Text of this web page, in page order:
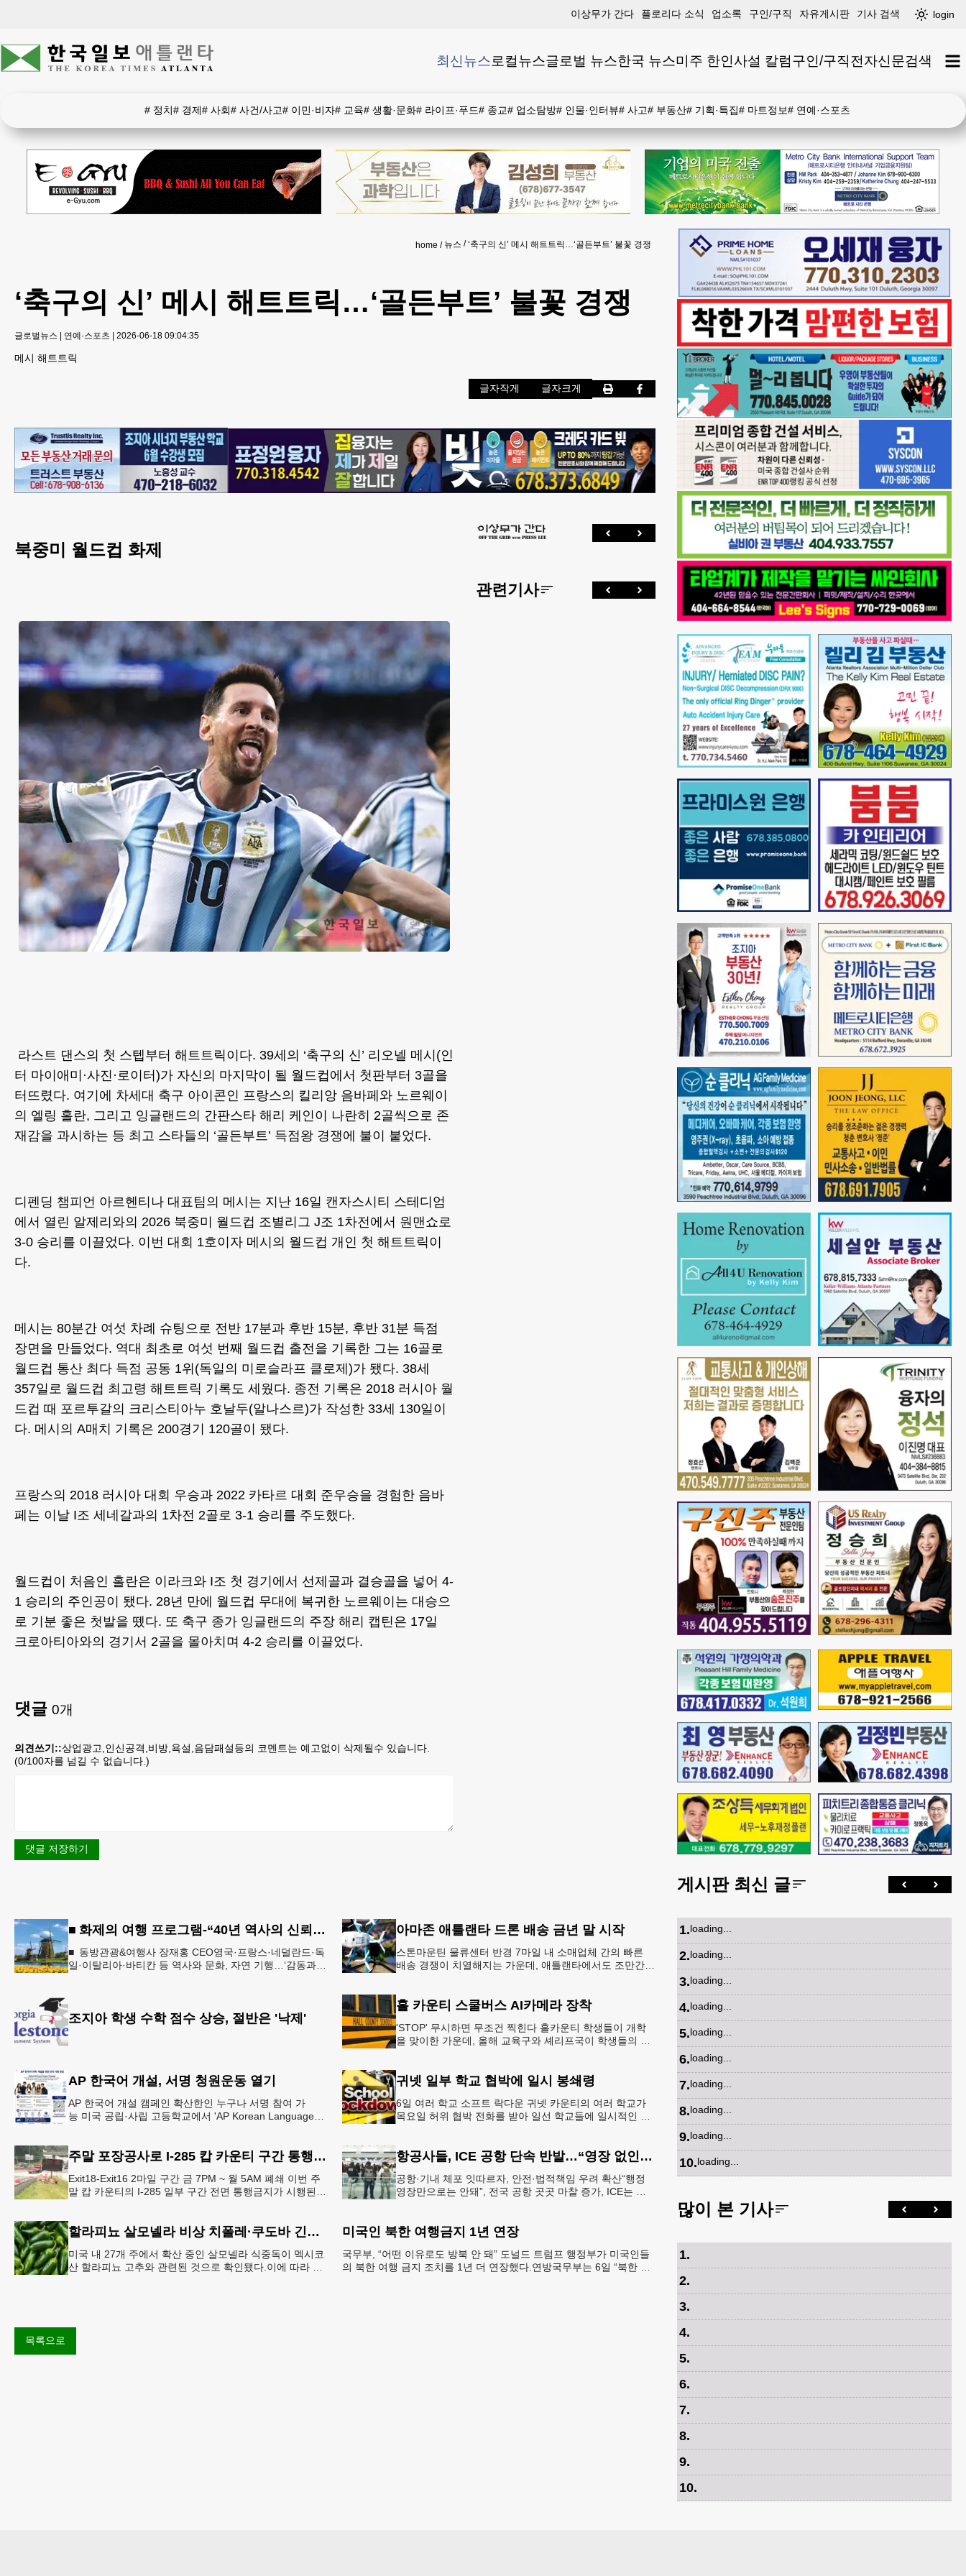
이상무가 간다 플로리다 소식 업소록 구인/구직 자유게시판 기사 검색 login
최신뉴스로컬뉴스글로벌 뉴스한국 뉴스미주 한인사설 칼럼구인/구직전자신문검색
# 정치# 경제# 사회# 사건/사고# 이민·비자# 교육# 생활·문화# 라이프·푸드# 종교# 업소탐방# 인물·인터뷰# 사고# 부동산# 기획·특집# 마트정보# 연예·스포츠
home 뉴스 ‘축구의 신’ 메시 해트트릭…‘골든부트’ 불꽃 경쟁
‘축구의 신’ 메시 해트트릭…‘골든부트’ 불꽃 경쟁
글로벌뉴스 | 연예·스포츠 | 2026-06-18 09:04:35
메시 해트트릭
글자작게 글자크게
북중미 월드컵 화제
라스트 댄스의 첫 스텝부터 해트트릭이다. 39세의 ‘축구의 신’ 리오넬 메시(인
터 마이애미·사진·로이터)가 자신의 마지막이 될 월드컵에서 첫판부터 3골을
터뜨렸다. 여기에 차세대 축구 아이콘인 프랑스의 킬리앙 음바페와 노르웨이
의 엘링 홀란, 그리고 잉글랜드의 간판스타 해리 케인이 나란히 2골씩으로 존
재감을 과시하는 등 최고 스타들의 ‘골든부트’ 득점왕 경쟁에 불이 붙었다.
디펜딩 챔피언 아르헨티나 대표팀의 메시는 지난 16일 캔자스시티 스테디엄
에서 열린 알제리와의 2026 북중미 월드컵 조별리그 J조 1차전에서 원맨쇼로
3-0 승리를 이끌었다. 이번 대회 1호이자 메시의 월드컵 개인 첫 해트트릭이
다.
메시는 80분간 여섯 차례 슈팅으로 전반 17분과 후반 15분, 후반 31분 득점
장면을 만들었다. 역대 최초로 여섯 번째 월드컵 출전을 기록한 그는 16골로
월드컵 통산 최다 득점 공동 1위(독일의 미로슬라프 클로제)가 됐다. 38세
357일로 월드컵 최고령 해트트릭 기록도 세웠다. 종전 기록은 2018 러시아 월
드컵 때 포르투갈의 크리스티아누 호날두(알나스르)가 작성한 33세 130일이
다. 메시의 A매치 기록은 200경기 120골이 됐다.
프랑스의 2018 러시아 대회 우승과 2022 카타르 대회 준우승을 경험한 음바
페는 이날 I조 세네갈과의 1차전 2골로 3-1 승리를 주도했다.
월드컵이 처음인 홀란은 이라크와 I조 첫 경기에서 선제골과 결승골을 넣어 4-
1 승리의 주인공이 됐다. 28년 만에 월드컵 무대에 복귀한 노르웨이는 대승으
로 기분 좋은 첫발을 뗐다. 또 축구 종가 잉글랜드의 주장 해리 캡틴은 17일
크로아티아와의 경기서 2골을 몰아치며 4-2 승리를 이끌었다.
댓글 0개
의견쓰기::상업광고,인신공격,비방,욕설,음담패설등의 코멘트는 예고없이 삭제될수 있습니다.
(0/100자를 넘길 수 없습니다.)
댓글 저장하기
관련기사
■ 화제의 여행 프로그램-“40년 역사의 신뢰… 서유럽 8개국 13일 대장정”
■ 동방관광&여행사 장재홍 CEO영국·프랑스·네덜란드·독
일·이탈리아·바티칸 등 역사와 문화, 자연 기행…‘감동과
아마존 애틀랜타 드론 배송 금년 말 시작
스톤마운틴 물류센터 반경 7마일 내 소매업체 간의 빠른
배송 경쟁이 치열해지는 가운데, 애틀랜타에서도 조만간
조지아 학생 수학 점수 상승, 절반은 '낙제'
홀 카운티 스쿨버스 AI카메라 장착
'STOP' 무시하면 무조건 찍힌다 홀카운티 학생들이 개학
을 맞이한 가운데, 올해 교육구와 셰리프국이 학생들의 안
AP 한국어 개설, 서명 청원운동 열기
AP 한국어 개설 캠페인 확산한인 누구나 서명 참여 가
능 미국 공립·사립 고등학교에서 'AP Korean Language
귀넷 일부 학교 협박에 일시 봉쇄령
6일 여러 학교 소프트 락다운 귀넷 카운티의 여러 학교가
목요일 허위 협박 전화를 받아 일선 학교들에 일시적인 봉
주말 포장공사로 I-285 캅 카운티 구간 통행금지
Exit18-Exit16 2마일 구간 금 7PM ~ 월 5AM 폐쇄 이번 주
말 캅 카운티의 I-285 일부 구간 전면 통행금지가 시행된
항공사들, ICE 공항 단속 반발…“영장 없인 협조 불가”
공항·기내 체포 잇따르자, 안전·법적책임 우려 확산“행정
영장만으로는 안돼”, 전국 공항 곳곳 마찰 증가, ICE는 공
할라피뇨 살모넬라 비상 치폴레·쿠도바 긴급 회수
미국 내 27개 주에서 확산 중인 살모넬라 식중독이 멕시코
산 할라피뇨 고추와 관련된 것으로 확인됐다.이에 따라 멕
미국인 북한 여행금지 1년 연장
국무부, “어떤 이유로도 방북 안 돼” 도널드 트럼프 행정부가 미국인들
의 북한 여행 금지 조치를 1년 더 연장했다.연방국무부는 6일 “북한 내
목록으로
게시판 최신 글
1.loading...
2.loading...
3.loading...
4.loading...
5.loading...
6.loading...
7.loading...
8.loading...
9.loading...
10.loading...
많이 본 기사
1.
2.
3.
4.
5.
6.
7.
8.
9.
10.